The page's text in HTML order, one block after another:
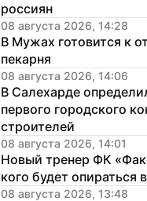
россиян
08 августа 2026, 14:28
В Мужах готовится к
пекарня
08 августа 2026, 14:06
В Салехарде
первого городского
строителей
08 августа 2026, 14:01
Новый тренер ФК
кого будет опираться
08 августа 2026, 13:48